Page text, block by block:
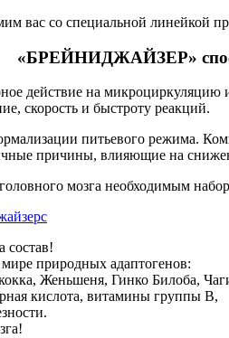
вас со специальной линейкой
«БРЕЙНИДЖАЙЗЕР»
действие на
скорость и быстроту реакций.
питьевого режима.
причины, влияющие на
мозга необходимым
состав!
природных адаптогенов:
Женьшеня, Гинко Билоба,
кислота, витамины группы В,